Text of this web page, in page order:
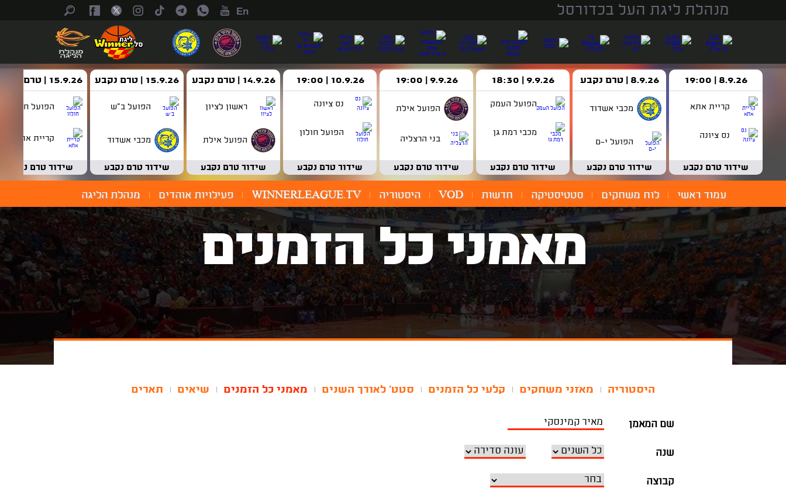
מנהלת ליגת העל בכדורסל En
8.9.26 | 19:00
קריית אתא
נס ציונה
שידור טרם נקבע
8.9.26 | טרם נקבע
מכבי אשדוד
הפועל י-ם
שידור טרם נקבע
9.9.26 | 18:30
הפועל העמק
מכבי רמת גן
שידור טרם נקבע
9.9.26 | 19:00
הפועל אילת
בני הרצליה
שידור טרם נקבע
10.9.26 | 19:00
נס ציונה
הפועל חולון
שידור טרם נקבע
14.9.26 | טרם נקבע
ראשון לציון
הפועל אילת
שידור טרם נקבע
15.9.26 | טרם נקבע
הפועל ב"ש
מכבי אשדוד
שידור טרם נקבע
15.9.26 | טרם נקבע
הפועל חולון
קריית אתא
שידור טרם נקבע
עמוד ראשי לוח משחקים סטטיסטיקה חדשות VOD היסטוריה WINNERLEAGUE.TV פעילויות אוהדים מנהלת הליגה
מאמני כל הזמנים
היסטוריה מאזני משחקים קלעי כל הזמנים סטט' לאורך השנים מאמני כל הזמנים שיאים תארים
שם המאמן
שנה
קבוצה